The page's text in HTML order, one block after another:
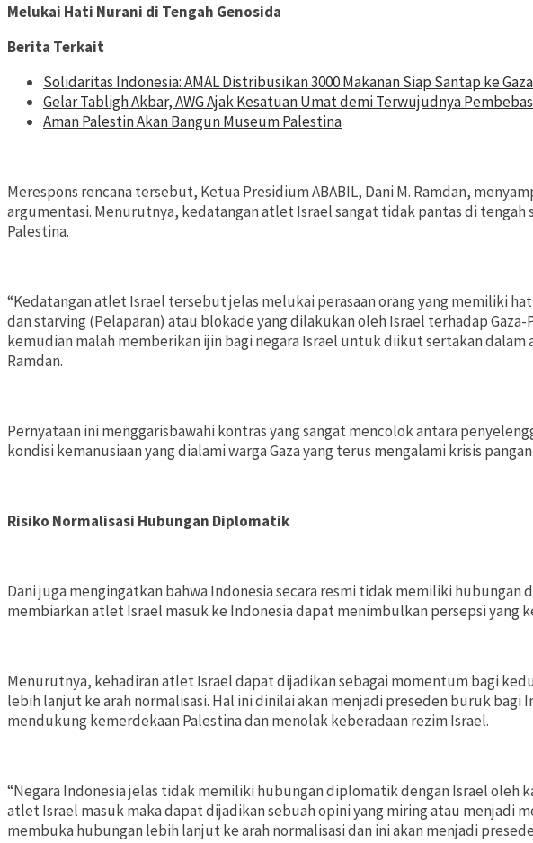
Melukai Hati Nurani di Tengah Genosida
Berita Terkait
Solidaritas Indonesia: AMAL Distribusikan 3000 Makanan Siap Santap ke
Gelar Tabligh Akbar, AWG Ajak Kesatuan Umat demi Terwujudnya
Aman Palestin Akan Bangun Museum Palestina
Merespons rencana tersebut, Ketua Presidium ABABIL, Dani M. Ramdan,
argumentasi. Menurutnya, kedatangan atlet Israel sangat tidak pantas di tengah
Palestina.
“Kedatangan atlet Israel tersebut jelas melukai perasaan orang yang memiliki
dan starving (Pelaparan) atau blokade yang dilakukan oleh Israel terhadap
kemudian malah memberikan ijin bagi negara Israel untuk diikut sertakan dalam
Ramdan.
Pernyataan ini menggarisbawahi kontras yang sangat mencolok antara
kondisi kemanusiaan yang dialami warga Gaza yang terus mengalami krisis
Risiko Normalisasi Hubungan Diplomatik
Dani juga mengingatkan bahwa Indonesia secara resmi tidak memiliki hubungan
membiarkan atlet Israel masuk ke Indonesia dapat menimbulkan persepsi yang
Menurutnya, kehadiran atlet Israel dapat dijadikan sebagai momentum bagi
lebih lanjut ke arah normalisasi. Hal ini dinilai akan menjadi preseden buruk bagi
mendukung kemerdekaan Palestina dan menolak keberadaan rezim Israel.
“Negara Indonesia jelas tidak memiliki hubungan diplomatik dengan Israel oleh
atlet Israel masuk maka dapat dijadikan sebuah opini yang miring atau menjadi
membuka hubungan lebih lanjut ke arah normalisasi dan ini akan menjadi